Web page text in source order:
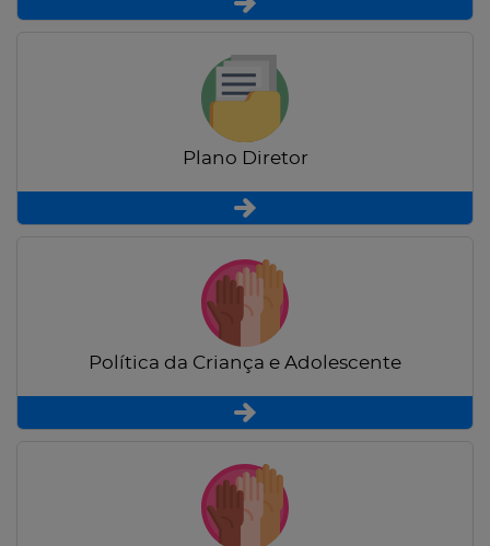
Plano Diretor
Política da Criança e Adolescente